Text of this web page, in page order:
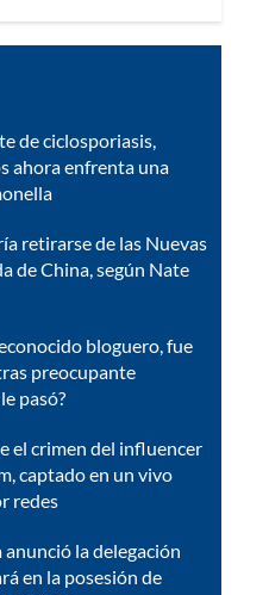
de ciclosporiasis,
ahora enfrenta una
retirarse de las Nuevas
de China, según Nate
bloguero, fue
preocupante
pasó?
el crimen del influencer
captado en un vivo
redes
anunció la delegación
en la posesión de